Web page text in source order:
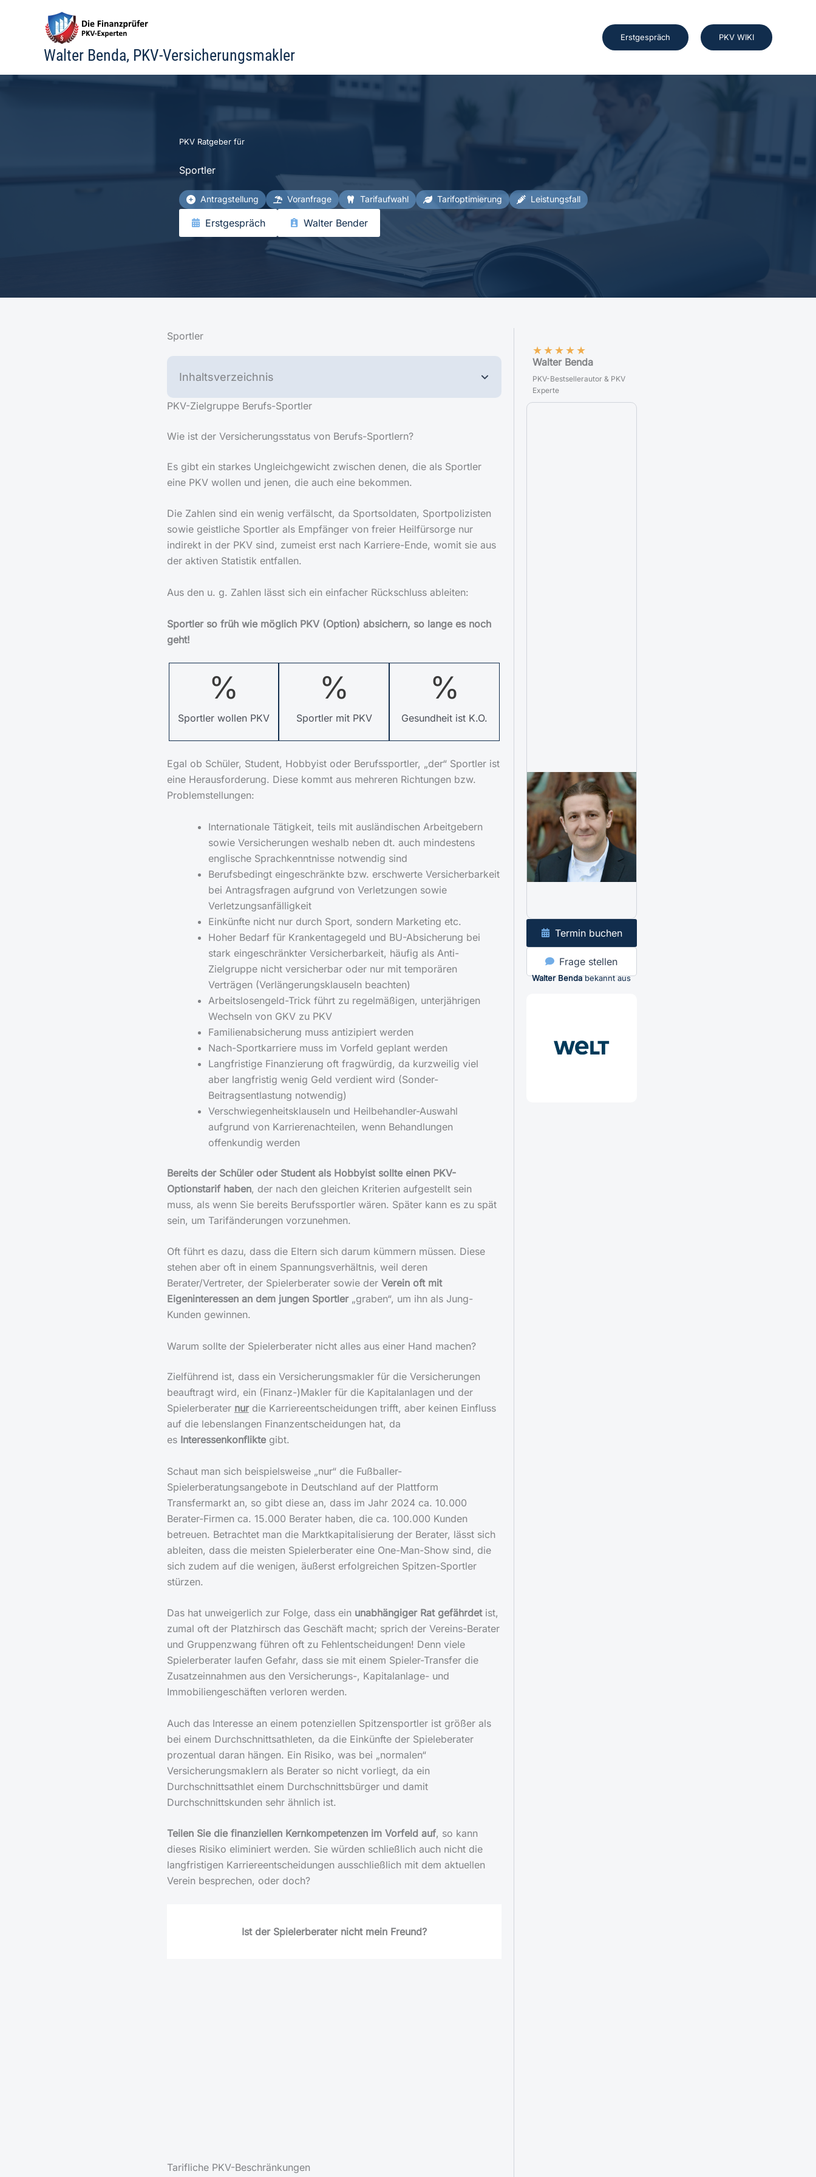
Walter Benda, PKV-Versicherungsmakler
Erstgespräch PKV WIKI
PKV Ratgeber für
Sportler
Antragstellung Voranfrage Tarifaufwahl Tarifoptimierung Leistungsfall
Erstgespräch Walter Bender
Sportler
Inhaltsverzeichnis
PKV-Zielgruppe Berufs-Sportler
Wie ist der Versicherungsstatus von Berufs-Sportlern?
Es gibt ein starkes Ungleichgewicht zwischen denen, die als Sportler
eine PKV wollen und jenen, die auch eine bekommen.
Die Zahlen sind ein wenig verfälscht, da Sportsoldaten, Sportpolizisten
sowie geistliche Sportler als Empfänger von freier Heilfürsorge nur
indirekt in der PKV sind, zumeist erst nach Karriere-Ende, womit sie aus
der aktiven Statistik entfallen.
Aus den u. g. Zahlen lässt sich ein einfacher Rückschluss ableiten:
Sportler so früh wie möglich PKV (Option) absichern, so lange es noch
geht!
%
Sportler wollen PKV
%
Sportler mit PKV
%
Gesundheit ist K.O.
Egal ob Schüler, Student, Hobbyist oder Berufssportler, „der“ Sportler ist
eine Herausforderung. Diese kommt aus mehreren Richtungen bzw.
Problemstellungen:
Internationale Tätigkeit, teils mit ausländischen Arbeitgebern
sowie Versicherungen weshalb neben dt. auch mindestens
englische Sprachkenntnisse notwendig sind
Berufsbedingt eingeschränkte bzw. erschwerte Versicherbarkeit
bei Antragsfragen aufgrund von Verletzungen sowie
Verletzungsanfälligkeit
Einkünfte nicht nur durch Sport, sondern Marketing etc.
Hoher Bedarf für Krankentagegeld und BU-Absicherung bei
stark eingeschränkter Versicherbarkeit, häufig als Anti-
Zielgruppe nicht versicherbar oder nur mit temporären
Verträgen (Verlängerungsklauseln beachten)
Arbeitslosengeld-Trick führt zu regelmäßigen, unterjährigen
Wechseln von GKV zu PKV
Familienabsicherung muss antizipiert werden
Nach-Sportkarriere muss im Vorfeld geplant werden
Langfristige Finanzierung oft fragwürdig, da kurzweilig viel
aber langfristig wenig Geld verdient wird (Sonder-
Beitragsentlastung notwendig)
Verschwiegenheitsklauseln und Heilbehandler-Auswahl
aufgrund von Karrierenachteilen, wenn Behandlungen
offenkundig werden
Bereits der Schüler oder Student als Hobbyist sollte einen PKV-
Optionstarif haben, der nach den gleichen Kriterien aufgestellt sein
muss, als wenn Sie bereits Berufssportler wären. Später kann es zu spät
sein, um Tarifänderungen vorzunehmen.
Oft führt es dazu, dass die Eltern sich darum kümmern müssen. Diese
stehen aber oft in einem Spannungsverhältnis, weil deren
Berater/Vertreter, der Spielerberater sowie der Verein oft mit
Eigeninteressen an dem jungen Sportler„graben“, um ihn als Jung-
Kunden gewinnen.
Warum sollte der Spielerberater nicht alles aus einer Hand machen?
Zielführend ist, dass ein Versicherungsmakler für die Versicherungen
beauftragt wird, ein (Finanz-)Makler für die Kapitalanlagen und der
Spielerberater nurdie Karriereentscheidungen trifft, aber keinen Einfluss
auf die lebenslangen Finanzentscheidungen hat, da
es Interessenkonfliktegibt.
Schaut man sich beispielsweise „nur“ die Fußballer-
Spielerberatungsangebote in Deutschland auf der Plattform
Transfermarkt an, so gibt diese an, dass im Jahr 2024 ca. 10.000
Berater-Firmen ca. 15.000 Berater haben, die ca. 100.000 Kunden
betreuen. Betrachtet man die Marktkapitalisierung der Berater, lässt sich
ableiten, dass die meisten Spielerberater eine One-Man-Show sind, die
sich zudem auf die wenigen, äußerst erfolgreichen Spitzen-Sportler
stürzen.
Das hat unweigerlich zur Folge, dass ein unabhängiger Rat gefährdetist,
zumal oft der Platzhirsch das Geschäft macht; sprich der Vereins-Berater
und Gruppenzwang führen oft zu Fehlentscheidungen! Denn viele
Spielerberater laufen Gefahr, dass sie mit einem Spieler-Transfer die
Zusatzeinnahmen aus den Versicherungs-, Kapitalanlage- und
Immobiliengeschäften verloren werden.
Auch das Interesse an einem potenziellen Spitzensportler ist größer als
bei einem Durchschnittsathleten, da die Einkünfte der Spieleberater
prozentual daran hängen. Ein Risiko, was bei „normalen“
Versicherungsmaklern als Berater so nicht vorliegt, da ein
Durchschnittsathlet einem Durchschnittsbürger und damit
Durchschnittskunden sehr ähnlich ist.
Teilen Sie die finanziellen Kernkompetenzen im Vorfeld auf, so kann
dieses Risiko eliminiert werden. Sie würden schließlich auch nicht die
langfristigen Karriereentscheidungen ausschließlich mit dem aktuellen
Verein besprechen, oder doch?
Ist der Spielerberater nicht mein Freund?
Nein! Aus vielen Gründen.
Tarifliche PKV-Beschränkungen
★★★★★
Walter Benda
PKV-Bestsellerautor & PKV
Experte
Termin buchen
Frage stellen
Walter Bendabekannt aus